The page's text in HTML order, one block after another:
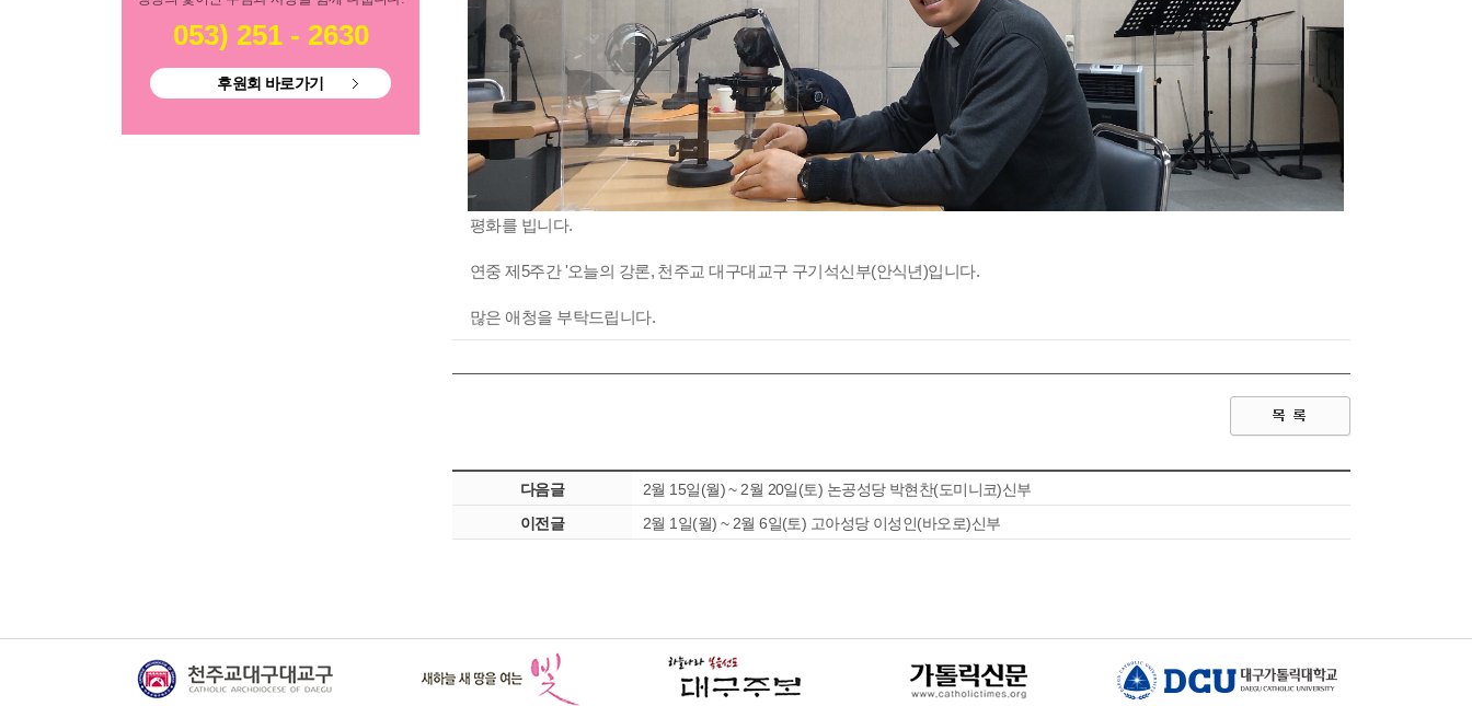
053) 251 - 2630
후원회 바로가기
평화를 빕니다.
연중 제5주간 '오늘의 강론, 천주교 대구대교구 구기석신부(안식년)입니다.
많은 애청을 부탁드립니다.
다음글
2월 15일(월) ~ 2월 20일(토) 논공성당 박현찬(도미니코)신부
이전글
2월 1일(월) ~ 2월 6일(토) 고아성당 이성인(바오로)신부